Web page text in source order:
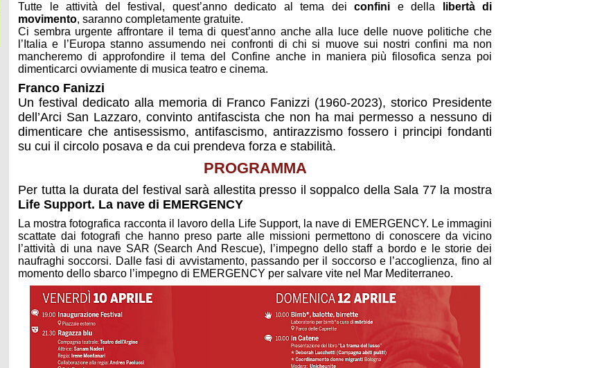
Tutte le attività del festival, quest’anno dedicato al tema dei confini e della
libertà di
movimento, saranno completamente gratuite.
Ci sembra urgente affrontare il tema di quest’anno anche alla luce delle nuove politiche che
l’Italia e l’Europa stanno assumendo nei confronti di chi si muove sui nostri confini ma non
mancheremo di approfondire il tema del Confine anche in maniera più filosofica senza poi
dimenticarci ovviamente di musica teatro e cinema.
Franco Fanizzi
Un festival dedicato alla memoria di Franco Fanizzi (1960-2023), storico Presidente
dell’Arci San Lazzaro, convinto antifascista che non ha mai permesso a nessuno di
dimenticare che antisessismo, antifascismo, antirazzismo fossero i principi fondanti
su cui il circolo posava e da cui prendeva forza e stabilità.
PROGRAMMA
Per tutta la durata del festival sarà allestita presso il soppalco della Sala 77 la mostra
Life Support. La nave di EMERGENCY
La mostra fotografica racconta il lavoro della Life Support, la nave di EMERGENCY. Le immagini
scattate dai fotografi che hanno preso parte alle missioni permettono di conoscere da vicino
l’attività di una nave SAR (Search And Rescue), l’impegno dello staff a bordo e le storie dei
naufraghi soccorsi. Dalle fasi di avvistamento, passando per il soccorso e l’accoglienza, fino al
momento dello sbarco l’impegno di EMERGENCY per salvare vite nel Mar Mediterraneo.